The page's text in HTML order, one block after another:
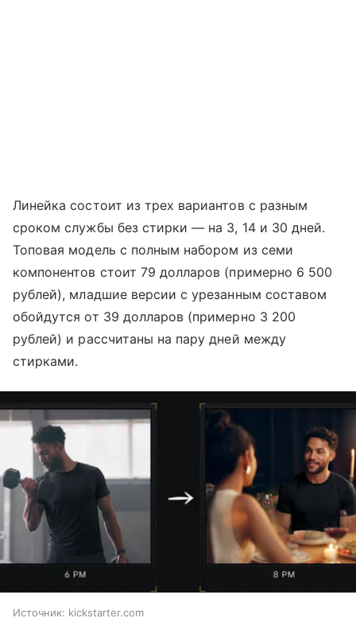
Линейка состоит из трех вариантов с разным
сроком службы без стирки — на 3, 14 и 30 дней.
Топовая модель с полным набором из семи
компонентов стоит 79 долларов (примерно 6 500
рублей), младшие версии с урезанным составом
обойдутся от 39 долларов (примерно 3 200
рублей) и рассчитаны на пару дней между
стирками.
Источник: kickstarter.com